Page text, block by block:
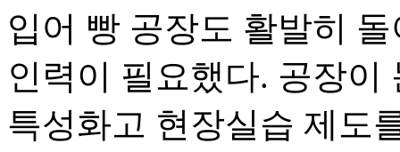
입어 빵 공장도 활발히
인력이 필요했다. 공장이
특성화고 현장실습 제도